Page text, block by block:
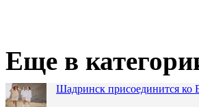
Еще в
Шадринск присоединится ко